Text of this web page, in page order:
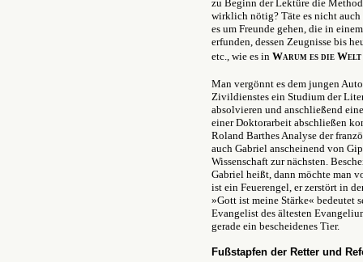
zu Beginn der Lektüre die
wirklich nötig? Täte es nicht auch
es um Freunde gehen, die in
erfunden, dessen Zeugnisse bis
etc., wie es in Warum es die
Man vergönnt es dem jungen
Zivildienstes ein Studium der
absolvieren und anschließend
einer Doktorarbeit abschließen
Roland Barthes Analyse der
auch Gabriel anscheinend von
Wissenschaft zur nächsten.
Gabriel heißt, dann möchte man
ist ein Feuerengel, er zerstört in
»Gott ist meine Stärke« bedeutet
Evangelist des ältesten
gerade ein bescheidenes Tier.
Fußstapfen der Retter und